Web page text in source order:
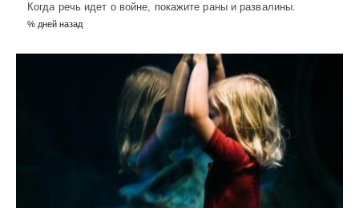
Когда речь идет о войне, покажите раны и развалины.
% дней назад